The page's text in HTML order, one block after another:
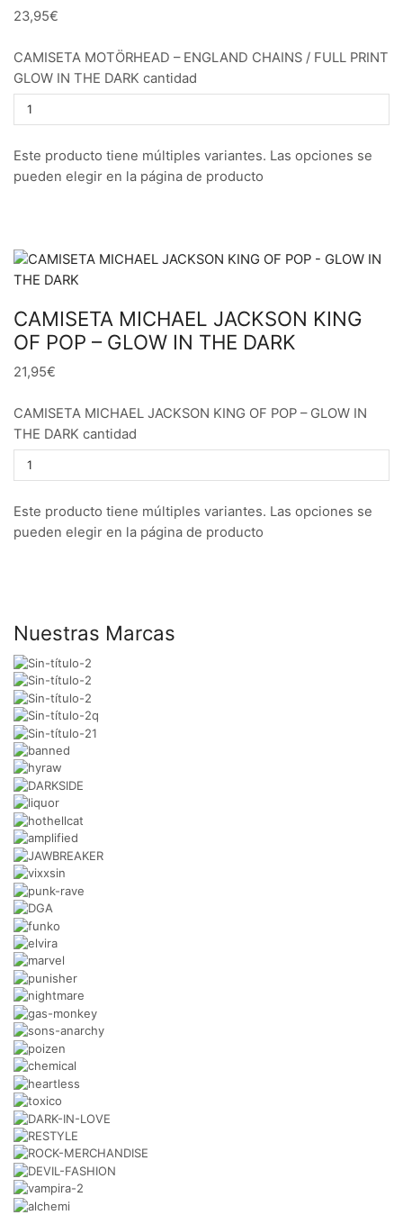
23,95€
CAMISETA MOTÖRHEAD – ENGLAND CHAINS / FULL PRINT
GLOW IN THE DARK cantidad
Este producto tiene múltiples variantes. Las opciones se
pueden elegir en la página de producto
CAMISETA MICHAEL JACKSON KING
OF POP – GLOW IN THE DARK
21,95€
CAMISETA MICHAEL JACKSON KING OF POP – GLOW IN
THE DARK cantidad
Este producto tiene múltiples variantes. Las opciones se
pueden elegir en la página de producto
Nuestras Marcas